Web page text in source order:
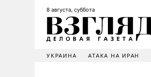
8 августа, суббота
УКРАИНА АТАКА НА ИРАН